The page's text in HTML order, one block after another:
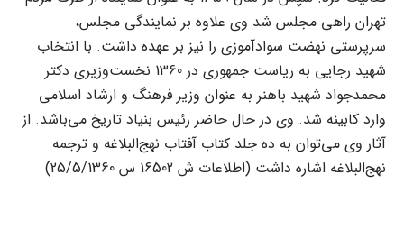
تهران راهى مجلس شد وى علاوه بر نمایندگى مجلس،
سرپرستى نهضت سوادآموزى را نیز بر عهده داشت. با انتخاب
شهید رجایى به ریاست جمهورى در 1360 نخست‌وزیرى دکتر
محمدجواد شهید باهنر به عنوان وزیر فرهنگ و ارشاد اسلامى
وارد کابینه شد. وى در حال حاضر رئیس بنیاد تاریخ مى‌باشد. از
آثار وى مى‌توان به ده جلد کتاب آفتاب نهج‌البلاغه و ترجمه
نهج‌البلاغه اشاره داشت (اطلاعات ش 16502 س 25/5/1360)